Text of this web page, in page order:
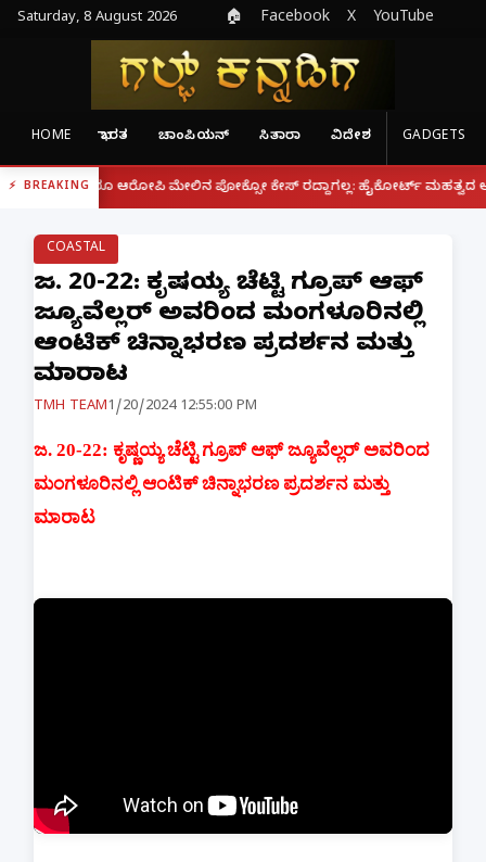
Saturday, 8 August 2026 🏠 Facebook X YouTube
HOME ಭಾರತ ಚಾಂಪಿಯನ್ ಸಿತಾರಾ ವಿದೇಶ GADGETS
BREAKING
ಆರೋಪಿ ಮೇಲಿನ ಪೋಕ್ಸೋ ಕೇಸ್ ರದ್ದಾಗಲ್ಲ: ಹೈಕೋರ್ಟ್ ಮಹತ್ವದ ಆದೇಶ |
COASTAL
ಜ. 20-22: ಕೃಷ್ಣಯ್ಯ ಚೆಟ್ಟಿ ಗ್ರೂಪ್ ಆಫ್
ಜ್ಯೂವೆಲ್ಲರ್ ಅವರಿಂದ ಮಂಗಳೂರಿನಲ್ಲಿ
ಆಂಟಿಕ್ ಚಿನ್ನಾಭರಣ ಪ್ರದರ್ಶನ ಮತ್ತು
ಮಾರಾಟ
TMH TEAM1/20/2024 12:55:00 PM
ಜ. 20-22: ಕೃಷ್ಣಯ್ಯ ಚೆಟ್ಟಿ ಗ್ರೂಪ್ ಆಫ್ ಜ್ಯೂವೆಲ್ಲರ್ ಅವರಿಂದ
ಮಂಗಳೂರಿನಲ್ಲಿ ಆಂಟಿಕ್ ಚಿನ್ನಾಭರಣ ಪ್ರದರ್ಶನ ಮತ್ತು
ಮಾರಾಟ